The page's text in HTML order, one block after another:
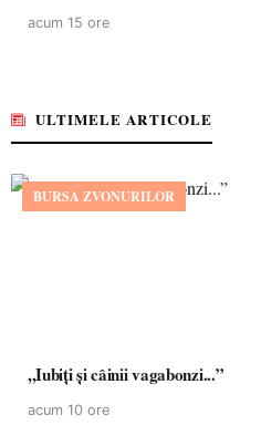
acum 15 ore
ULTIMELE ARTICOLE
BURSA ZVONURILOR
,,Iubiți și câinii vagabonzi...”
acum 10 ore